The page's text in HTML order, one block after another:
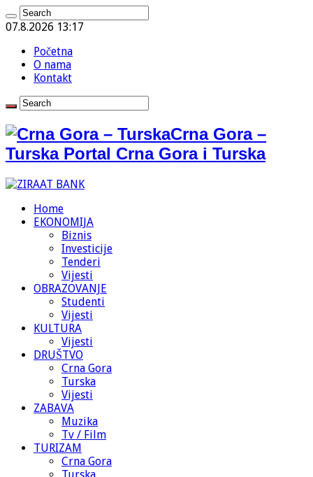
07.8.2026 13:17
Početna
O nama
Kontakt
Crna Gora –
Turska Portal Crna Gora i Turska
Home
EKONOMIJA
Biznis
Investicije
Tenderi
Vijesti
OBRAZOVANJE
Studenti
Vijesti
KULTURA
Vijesti
DRUŠTVO
Crna Gora
Turska
Vijesti
ZABAVA
Muzika
Tv / Film
TURIZAM
Crna Gora